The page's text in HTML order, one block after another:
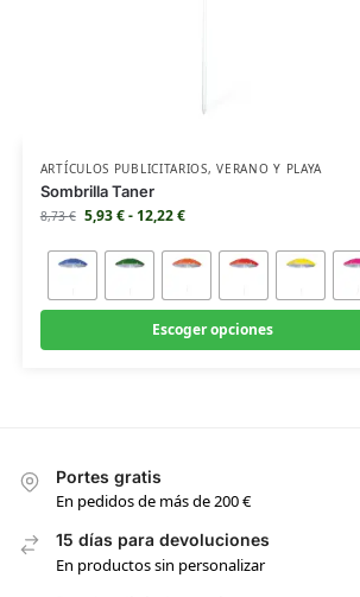
ARTÍCULOS PUBLICITARIOS,VERANO Y PLAYA
Sombrilla Taner
8,73€ 5,93€- 12,22€
Escoger opciones
Portes gratis
En pedidos de más de 200 €
15 días para devoluciones
En productos sin personalizar